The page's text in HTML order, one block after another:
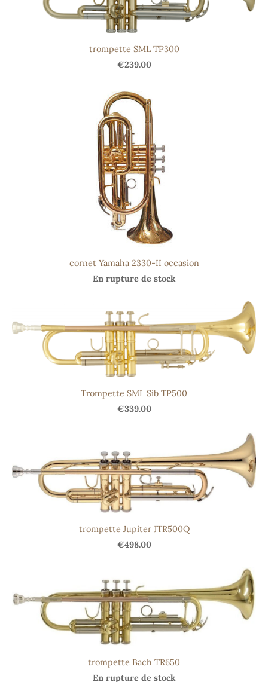
trompette SML TP300
€239.00
cornet Yamaha 2330-II occasion
En rupture de stock
Trompette SML Sib TP500
€339.00
trompette Jupiter JTR500Q
€498.00
trompette Bach TR650
En rupture de stock